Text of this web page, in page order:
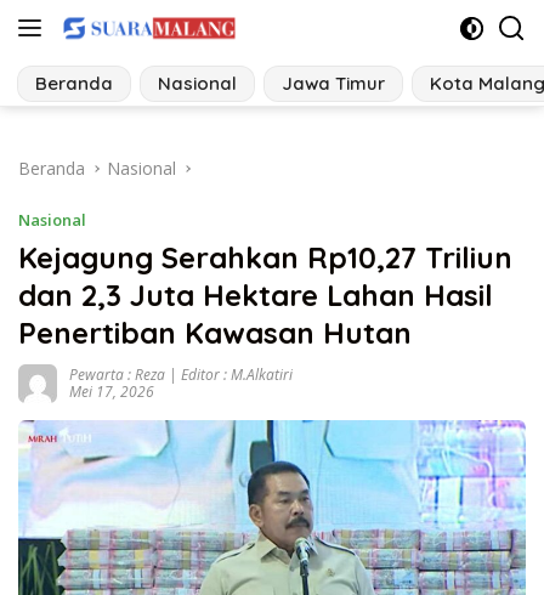
Langsung
konten
Beranda Nasional Jawa Timur Kota Malang
Beranda Nasional
Nasional
Kejagung Serahkan Rp10,27 Triliun
dan 2,3 Juta Hektare Lahan Hasil
Penertiban Kawasan Hutan
Pewarta : Reza | Editor : M.Alkatiri
Mei 17, 2026